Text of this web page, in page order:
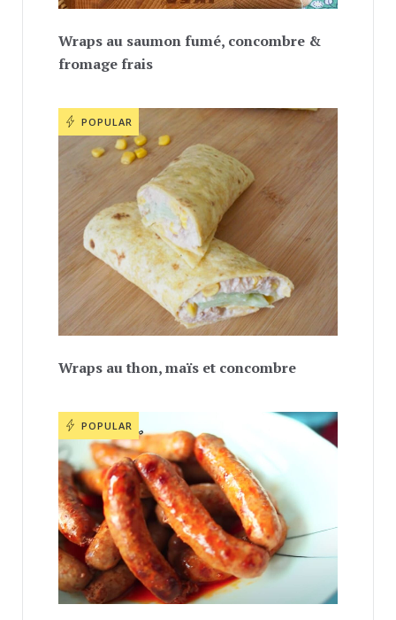
Wraps au saumon fumé, concombre &
fromage frais
POPULAR
Wraps au thon, maïs et concombre
POPULAR